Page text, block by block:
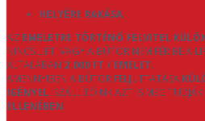
HELYÉRE RAKÁSA.
AZ EMELETRE TÖRTÉNŐ FELVITEL
NINCS LIFT, VAGY A BÚTOR NEM FÉR BE A
ÁLTALÁBAN 2.000 FT / EMELET.
AMENNYIBEN A BÚTOR FELJUTTATÁSA
IGÉNYEL, SZÁLLÍTÓINK AZT IS MEG
ELLENÉBEN.